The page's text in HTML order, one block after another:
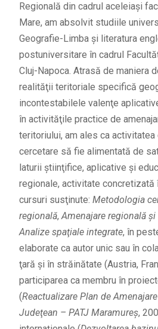
Regională din cadrul aceleiaşi
Mare, am absolvit studiile
Geografie-Limba şi literatura
postuniversitare în cadrul
Cluj-Napoca. Atrasă de maniera
realităţii teritoriale specifică
incontestabilele valenţe
în activităţile practice de
teritoriului, am ales ca
cercetare să fie alimentată de
laturii ştiinţifice, aplicative şi
regionale, activitate concretizată
cursuri susţinute: Metodologia
regională,Amenajare regională
Analize spaţiale integrate, în
elaborate ca autor unic sau în
ţară şi în străinătate (Austria,
participarea ca membru în
(Reactualizare Plan de
Judeţean – PATJ Maramureş,